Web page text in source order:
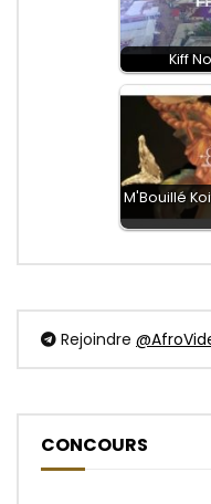
Kiff
M'Bouillé
Rejoindre
CONCOURS